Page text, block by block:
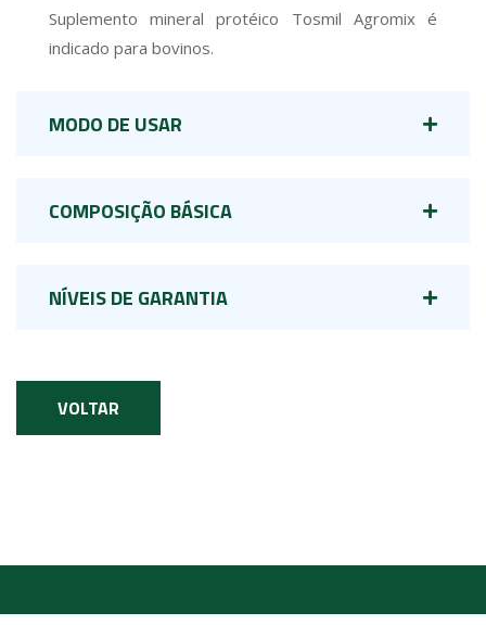
Suplemento mineral protéico Tosmil Agromix é
indicado para bovinos.
MODO DE USAR
COMPOSIÇÃO BÁSICA
NÍVEIS DE GARANTIA
VOLTAR